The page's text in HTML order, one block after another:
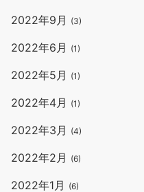
2022年9月 (3)
2022年6月 (1)
2022年5月 (1)
2022年4月 (1)
2022年3月 (4)
2022年2月 (6)
2022年1月 (6)